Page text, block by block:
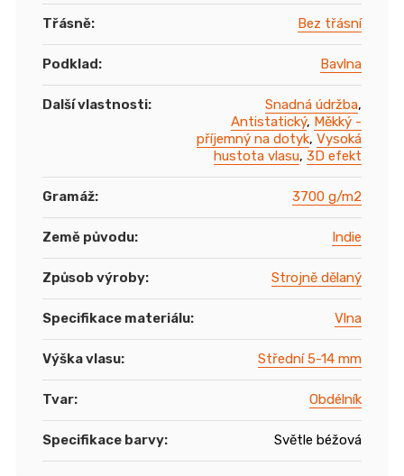
Třásně: Bez třásní
Podklad: Bavlna
Další vlastnosti: Snadná údržba,
Antistatický, Měkký -
příjemný na dotyk, Vysoká
hustota vlasu, 3D efekt
Gramáž: 3700 g/m2
Země původu: Indie
Způsob výroby: Strojně dělaný
Specifikace materiálu: Vlna
Výška vlasu: Střední 5-14 mm
Tvar: Obdélník
Specifikace barvy: Světle béžová